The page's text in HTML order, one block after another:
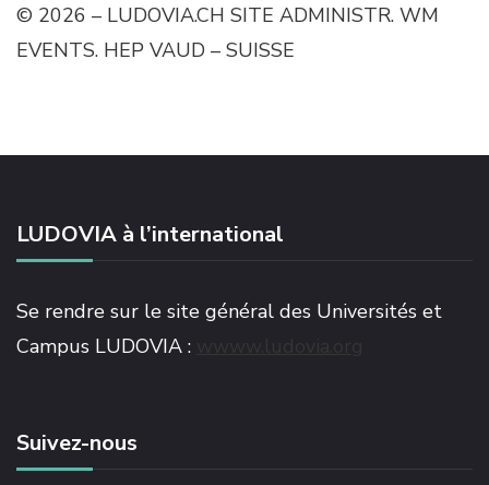
© 2026 – LUDOVIA.CH SITE ADMINISTR. WM
EVENTS. HEP VAUD – SUISSE
LUDOVIA à l’international
Se rendre sur le site général des Universités et
Campus LUDOVIA :
Suivez-nous